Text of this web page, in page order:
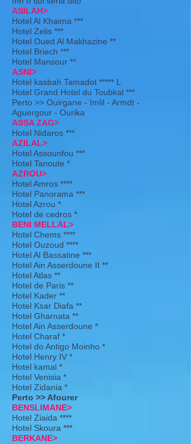
ASILAH>
Hotel Al Khaima ***
Hotel Zelis ***
Hotel Oued Al Makhazine **
Hotel Briech ***
Hotel Mansour **
ASNI>
Hotel kasbah Tamadot ***** L
Hotel Grand Hotel du Toubkal ***
Perto >> Ouirgane - Imlil - Armdt -
Aguergour - Ourika
ASSA ZAG>
Hotel Nidaros ***
AZILAL>
Hotel Assounfou ***
Hotel Tanoute *
AZROU>
Hotel Amros ****
Hotel Panorama ***
Hotel Azrou *
Hotel de cedros *
BENI MELLAL>
Hotel Chems ****
Hotel Ouzoud ****
Hotel Al Bassatine ***
Hotel Ain Asserdoune II **
Hotel Atlas **
Hotel de Paris **
Hotel Kader **
Hotel Ksar Diafa **
Hotel Gharnata **
Hotel Ain Asserdoune *
Hotel Charaf *
Hotel do Antigo Moinho *
Hotel Henry IV *
Hotel kamal *
Hotel Venisia *
Hotel Zidania *
Perto >> Afourer
BENSLIMANE>
Hotel Ziaida ****
Hotel Skoura ***
BERKANE>